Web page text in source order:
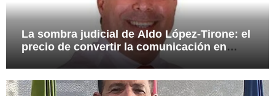
La sombra judicial de Aldo López-Tirone: el
precio de convertir la comunicación en